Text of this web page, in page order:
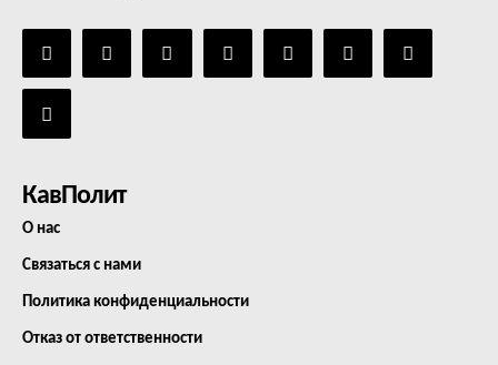
КавПолит
О нас
Связаться с нами
Политика конфиденциальности
Отказ от ответственности